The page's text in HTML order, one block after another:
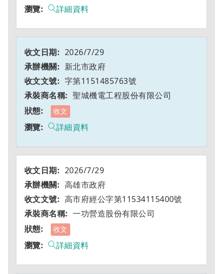
詳細資料
2026/7/29
新北市政府
字第1151485763號
聖城機電工程股份有限公司
收文
詳細資料
2026/7/29
高雄市政府
高市府經公字第11534115400號
一功營造股份有限公司
收文
詳細資料